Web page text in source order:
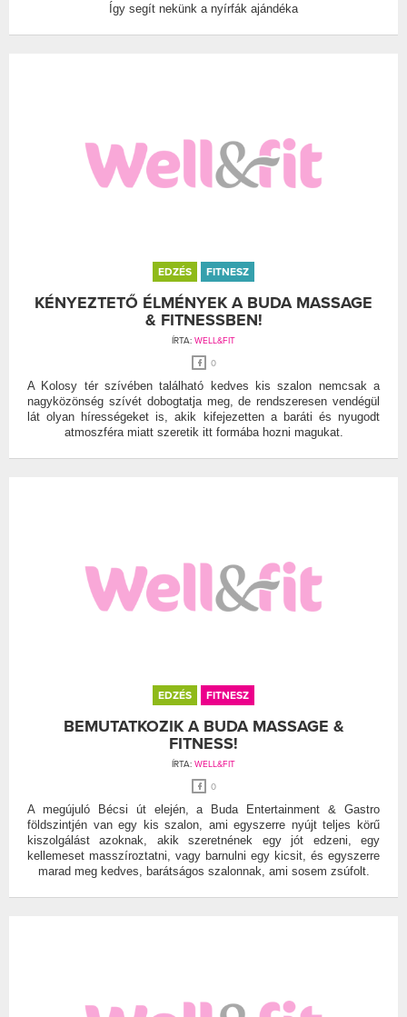
Így segít nekünk a nyírfák ajándéka
EDZÉS FITNESZ
KÉNYEZTETŐ ÉLMÉNYEK A BUDA MASSAGE
& FITNESSBEN!
ÍRTA: WELL&FIT
0
A Kolosy tér szívében található kedves kis szalon nemcsak a
nagyközönség szívét dobogtatja meg, de rendszeresen vendégül
lát olyan hírességeket is, akik kifejezetten a baráti és nyugodt
atmoszféra miatt szeretik itt formába hozni magukat.
EDZÉS FITNESZ
BEMUTATKOZIK A BUDA MASSAGE &
FITNESS!
ÍRTA: WELL&FIT
0
A megújuló Bécsi út elején, a Buda Entertainment & Gastro
földszintjén van egy kis szalon, ami egyszerre nyújt teljes körű
kiszolgálást azoknak, akik szeretnének egy jót edzeni, egy
kellemeset masszíroztatni, vagy barnulni egy kicsit, és egyszerre
marad meg kedves, barátságos szalonnak, ami sosem zsúfolt.